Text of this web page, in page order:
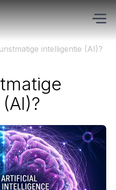
intelligentie (AI)?